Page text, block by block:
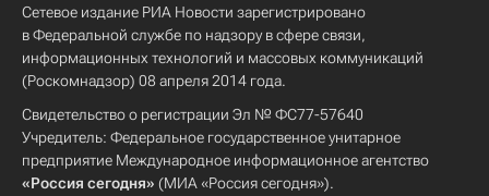
Сетевое издание РИА Новости зарегистрировано
в Федеральной службе по надзору в сфере связи,
информационных технологий и массовых коммуникаций
(Роскомнадзор) 08 апреля 2014 года.
Свидетельство о регистрации Эл № ФС77-57640
Учредитель: Федеральное государственное унитарное
предприятие Международное информационное агентство
«Россия сегодня» (МИА «Россия сегодня»).